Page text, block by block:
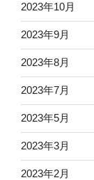
2023年10月
2023年9月
2023年8月
2023年7月
2023年5月
2023年3月
2023年2月